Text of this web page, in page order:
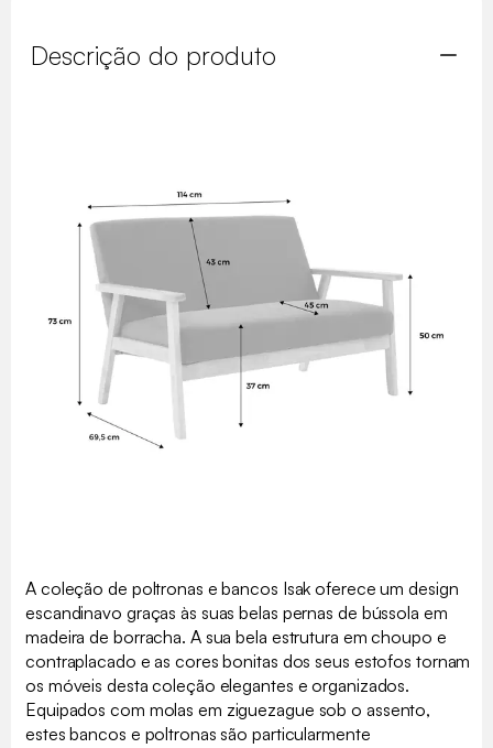
Descrição do produto
A coleção de poltronas e bancos Isak oferece um design
escandinavo graças às suas belas pernas de bússola em
madeira de borracha. A sua bela estrutura em choupo e
contraplacado e as cores bonitas dos seus estofos tornam
os móveis desta coleção elegantes e organizados.
Equipados com molas em ziguezague sob o assento,
estes bancos e poltronas são particularmente